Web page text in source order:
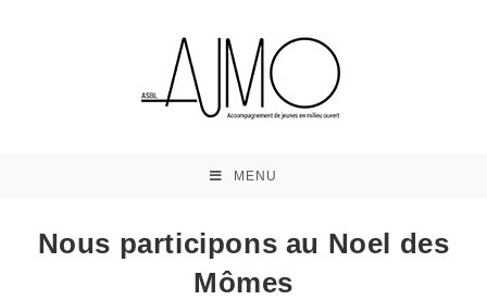
MENU
Nous participons au Noel des
Mômes